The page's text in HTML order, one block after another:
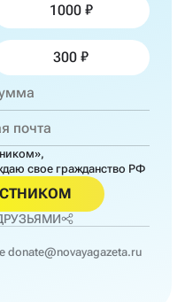
1000
300
свое гражданство РФ
donate@novayagazeta.ru